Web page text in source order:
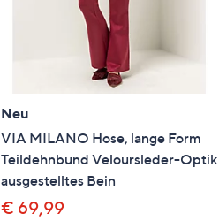
anzuzeigen.
Neu
VIA MILANO Hose, lange Form
Teildehnbund Veloursleder-Optik
ausgestelltes Bein
€ 69,99